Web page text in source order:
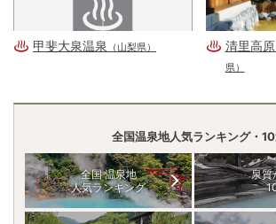
甲斐大泉温泉 （山梨県） 清里高
県）
全国温泉地人気ランキング・
全国 温泉地
人気ランキング
泉質